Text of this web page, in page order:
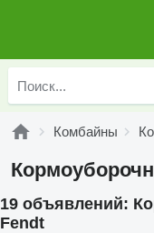
Комбайны
19 объявлений:
Fendt